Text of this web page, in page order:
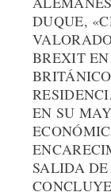
DUQUE,
BREXIT
EN SU
SALIDA